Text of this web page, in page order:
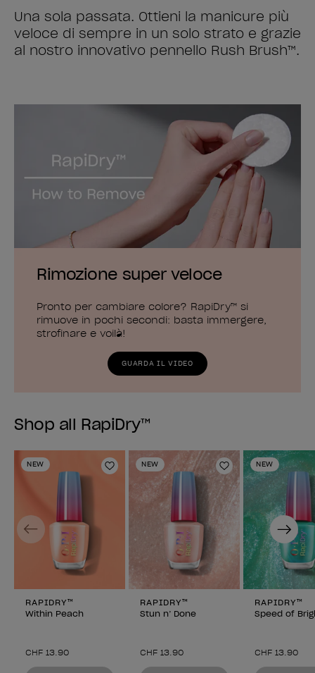
Una sola passata. Ottieni la manicure più
veloce di sempre in un solo strato e grazie
al nostro innovativo pennello Rush Brush™.
Rimozione super veloce
Pronto per cambiare colore? RapiDry™ si
rimuove in pochi secondi: basta immergere,
strofinare e voilà!
GUARDA IL VIDEO
Shop all RapiDry™
NEW
Aggiungi alla lista dei desideri
RAPIDRY™
Within Peach
CHF 13.90
NEW
Aggiungi alla
RAPIDRY™
Stun n’ Done
CHF 13.90
NEW
RAPIDRY™
Speed of
CHF 13.90
Previous Next